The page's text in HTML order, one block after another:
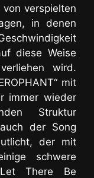
verspielten
, in denen
diese Weise
wird.
mit
immer wieder
Struktur
der Song
der mit
schwere
There Be